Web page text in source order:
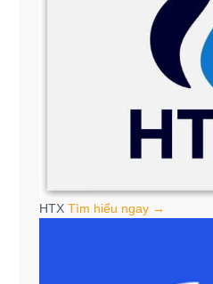
HTX Tìm hiểu ngay →